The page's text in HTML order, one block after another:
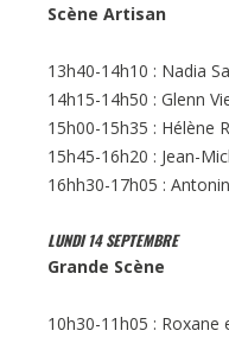
Scène Artisan
13h40-14h10 : Nadia
14h15-14h50 : Glenn
15h00-15h35 : Hélène
15h45-16h20 : Jean-
16hh30-17h05 :
LUNDI 14 SEPTEMBRE
Grande Scène
10h30-11h05 : Roxane